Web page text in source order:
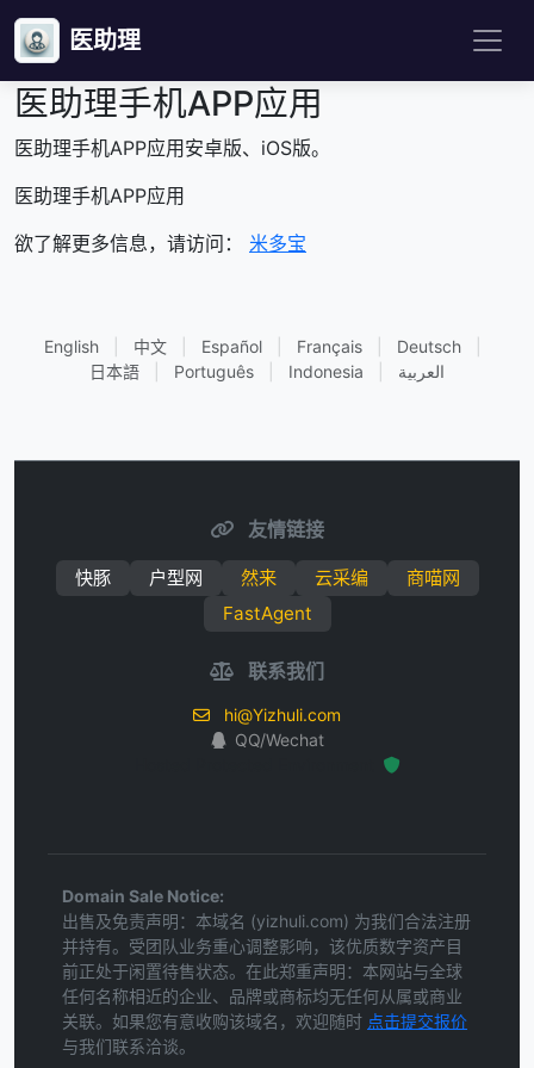
医助理
医助理手机APP应用
医助理手机APP应用安卓版、iOS版。
医助理手机APP应用
欲了解更多信息，请访问： 米多宝
English 中文 Español Français Deutsch
日本語
Português Indonesia العربية
友情链接
快豚 户型网 然来 云采编
商喵网
FastAgent
联系我们
hi@Yizhuli.com
QQ/Wechat
Domain Sale Notice:
出售及免责声明：本域名 (yizhuli.com) 为我们合法注册
并持有。受团队业务重心调整影响，该优质数字资产目
前正处于闲置待售状态。在此郑重声明：本网站与全球
任何名称相近的企业、品牌或商标均无任何从属或商业
关联。如果您有意收购该域名，欢迎随时 点击提交报价
与我们联系洽谈。